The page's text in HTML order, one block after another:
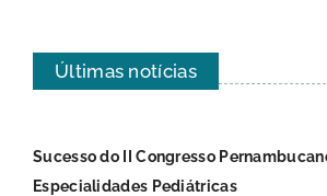
Últimas notícias
Sucesso do II Congresso
Especialidades Pediátricas